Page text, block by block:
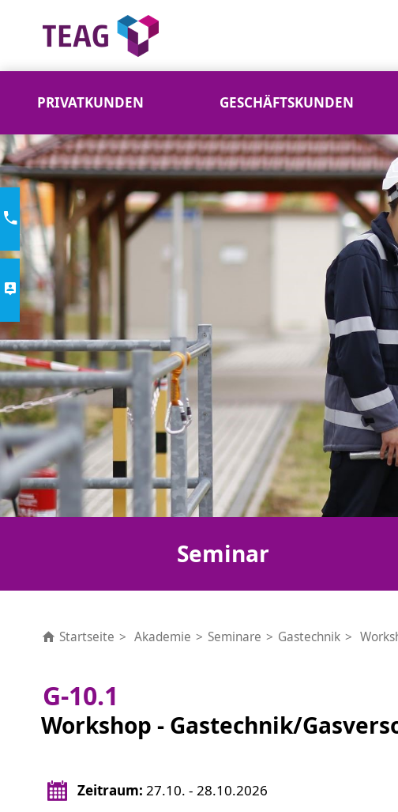
PRIVATKUNDEN GESCHÄFTSKUNDEN
Seminar
Startseite Akademie Seminare Gastechnik
G-10.1
Workshop - Gastechnik/
Zeitraum: 27.10. - 28.10.2026